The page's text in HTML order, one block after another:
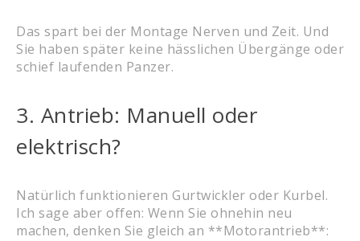
Das spart bei der Montage Nerven und Zeit. Und
Sie haben später keine hässlichen Übergänge oder
schief laufenden Panzer.
3. Antrieb: Manuell oder
elektrisch?
Natürlich funktionieren Gurtwickler oder Kurbel.
Ich sage aber offen: Wenn Sie ohnehin neu
machen, denken Sie gleich an **Motorantrieb**: